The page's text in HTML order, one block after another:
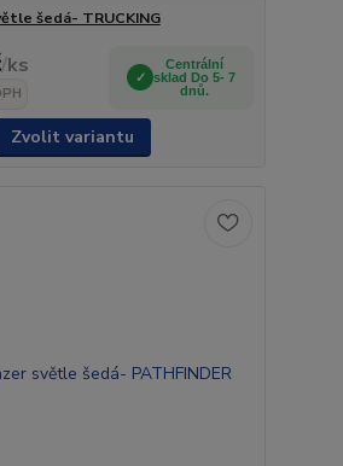
šedá- TRUCKING
/ks
Centrální
sklad Do 5- 7
dnů.
Zvolit variantu